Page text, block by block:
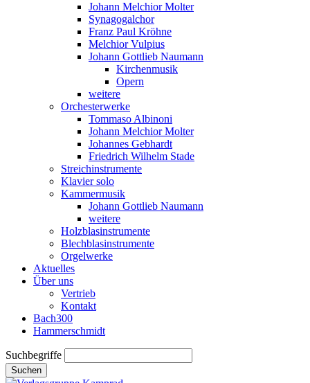
Johann Melchior Molter
Synagogalchor
Franz Paul Kröhne
Melchior Vulpius
Johann Gottlieb Naumann
Kirchenmusik
Opern
weitere
Orchesterwerke
Tommaso Albinoni
Johann Melchior Molter
Johannes Gebhardt
Friedrich Wilhelm Stade
Streichinstrumente
Klavier solo
Kammermusik
Johann Gottlieb Naumann
weitere
Holzblasinstrumente
Blechblasinstrumente
Orgelwerke
Aktuelles
Über uns
Vertrieb
Kontakt
Bach300
Hammerschmidt
Suchbegriffe
Suchen